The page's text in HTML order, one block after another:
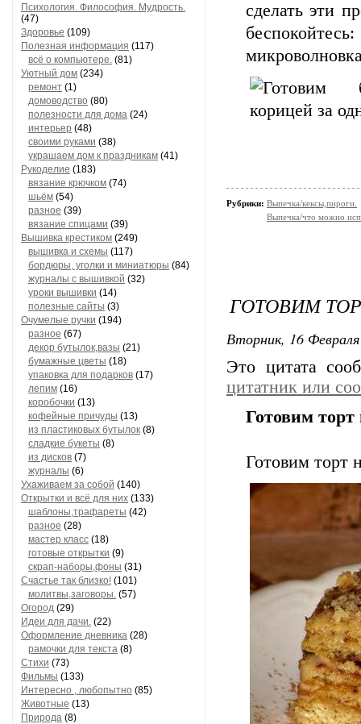
Психология. Философия. Мудрость.
(47)
Здоровье (109)
Полезная информация (117)
всё о компьютере. (81)
Уютный дом (234)
ремонт (1)
домоводство (80)
полезности для дома (24)
интерьер (48)
своими руками (38)
украшаем дом к праздникам (41)
Рукоделие (183)
вязание крючком (74)
шьём (54)
разное (39)
вязание спицами (39)
Вышивка крестиком (249)
вышивка и схемы (117)
бордюры, уголки и миниатюры (84)
журналы с вышивкой (32)
уроки вышивки (14)
полезные сайты (3)
Очумелые ручки (194)
разное (67)
декор бутылок,вазы (21)
бумажные цветы (18)
упаковка для подарков (17)
лепим (16)
коробочки (13)
кофейные причуды (13)
из пластиковых бутылок (8)
сладкие букеты (8)
из дисков (7)
журналы (6)
Ухаживаем за собой (140)
Открытки и всё для них (133)
шаблоны,трафареты (42)
разное (28)
мастер класс (18)
готовые открытки (9)
скрап-наборы,фоны (31)
Счастье так близко! (101)
молитвы,заговоры. (57)
Огород (29)
Идеи для дачи. (22)
Оформление дневника (28)
рамочки для текста (8)
Стихи (73)
Фильмы (133)
Интересно , любопытно (85)
Животные (13)
Природа (8)
сделать эти
Рубрики: Выпечка/кексы,пироги.
Выпечка/что можно
ГОТОВИМ
Вторник, 16
Это цитата
цитатник или
Готовим торт
Готовим торт